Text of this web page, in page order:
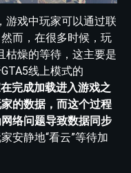
游戏中玩家可以通过联
而，在很多时候，玩
枯燥的等待，这主要是
线上模式的
完成加载进入游戏之
的数据，而这个过程
络问题导致数据同步
安静地“看云”等待加